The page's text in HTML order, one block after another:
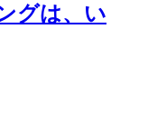
グは、い